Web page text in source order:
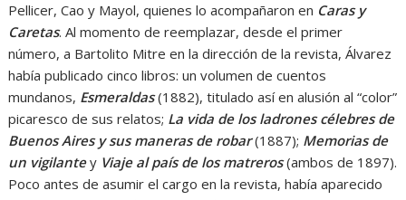
Pellicer, Cao y Mayol, quienes lo acompañaron en Caras y
Caretas. Al momento de reemplazar, desde el primer
número, a Bartolito Mitre en la dirección de la revista, Álvarez
había publicado cinco libros: un volumen de cuentos
mundanos, Esmeraldas(1882), titulado así en alusión al “color”
picaresco de sus relatos; La vida de los ladrones célebres de
Buenos Aires y sus maneras de robar(1887); Memorias de
un vigilantey Viaje al país de los matreros(ambos de 1897).
Poco antes de asumir el cargo en la revista, había aparecido